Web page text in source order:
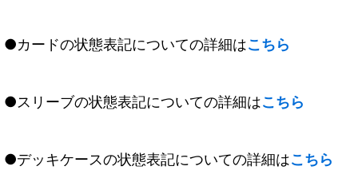
●カードの状態表記についての詳細はこちら
●スリーブの状態表記についての詳細はこちら
●デッキケースの状態表記についての詳細はこちら